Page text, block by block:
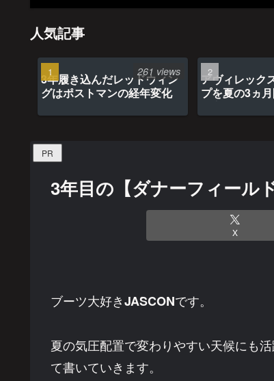
人気記事
3年履き込んだレッドウィン
グはポストマンの経年変化
261 views
アヴィレック
プを夏の3ヵ
PR
3年目の【ダナーフィール
X
ブーツ大好きJASCONです。
夏の気圧配置で変わりやすい天候にも
て書いていきます。